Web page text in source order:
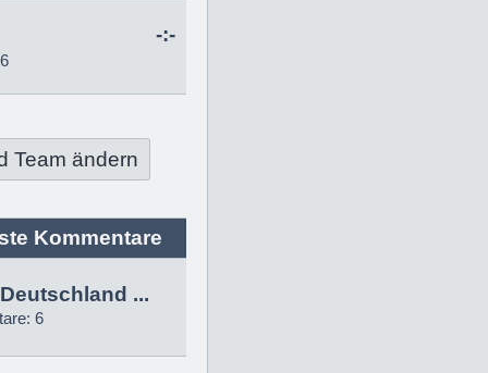
-:-
Team ändern
Kommentare
...
6